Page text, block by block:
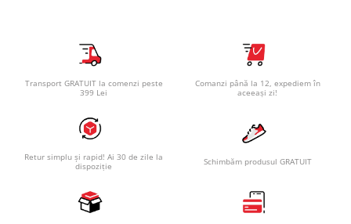
Transport GRATUIT la comenzi peste
399 Lei
Comanzi până la 12, expediem în
aceeași zi!
Retur simplu și rapid! Ai 30 de zile la
dispoziție
Schimbăm produsul GRATUIT